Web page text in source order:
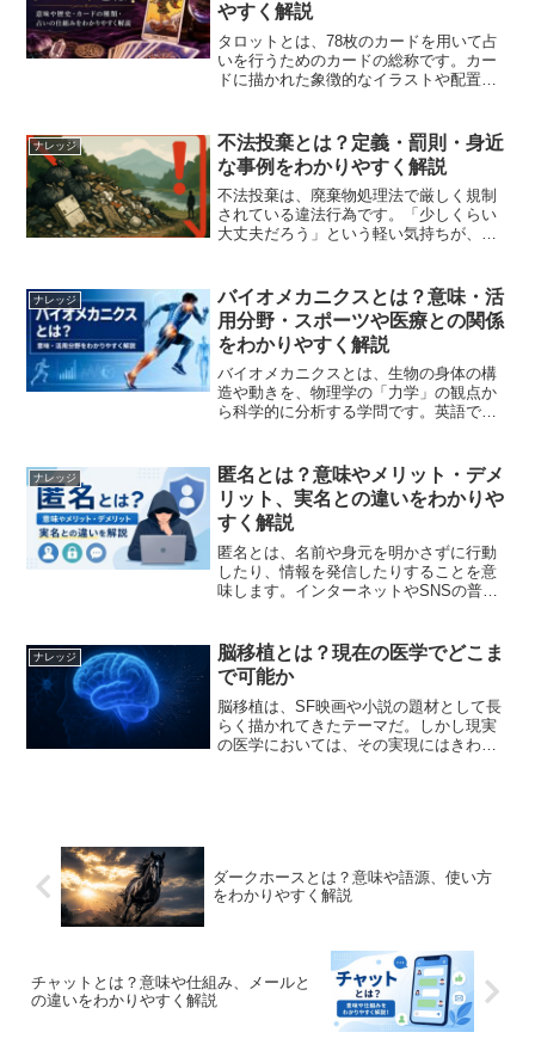
やすく解説
タロットとは、78枚のカードを用いて占
いを行うためのカードの総称です。カー
ドに描かれた象徴的なイラストや配置を
して世界中で親しまれています。神秘的
なイメージが強いタロッ...
ナレッジ
不法投棄とは？定義・罰則・身近
な事例をわかりやすく解説
不法投棄は、廃棄物処理法で厳しく規制
されている違法行為です。「少しくらい
大丈夫だろう」という軽い気持ちが、重
則、身近な事例をわかりやすく解説しま
す。知識を持つことが、トラブ...
ナレッジ
バイオメカニクスとは？意味・活
用分野・スポーツや医療との関係
をわかりやすく解説
バイオメカニクスとは、生物の身体の構
造や動きを、物理学の「力学」の観点か
ら科学的に分析する学問です。英語では
のフォーム改善やケガの予防、医療現場
でのリハビリ...
ナレッジ
匿名とは？意味やメリット・デメ
リット、実名との違いをわかりや
すく解説
匿名とは、名前や身元を明かさずに行動
したり、情報を発信したりすることを意
味します。インターネットやSNSの普及
プライバシーを守れるという利点がある
反面、責任や信頼性に関...
ナレッジ
脳移植とは？現在の医学でどこま
で可能か
脳移植は、SF映画や小説の題材として長
らく描かれてきたテーマだ。しかし現実
の医学においては、その実現にはきわめ
ダークホースとは？意味や語源、使い方
をわかりやすく解説
チャットとは？意味や仕組み、メールと
の違いをわかりやすく解説